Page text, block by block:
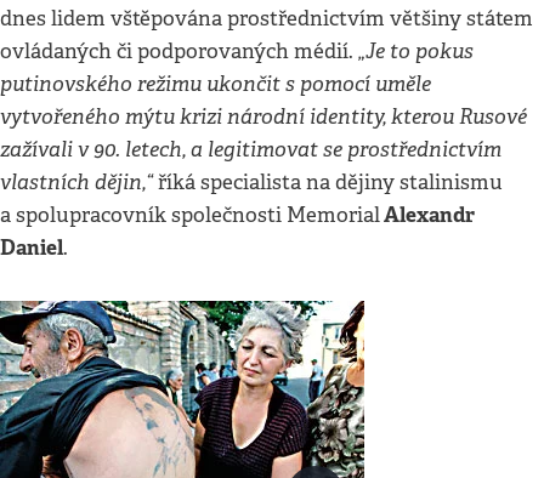
dnes lidem vštěpována prostřednictvím většiny státem
ovládaných či podporovaných médií. „Je to pokus
putinovského režimu ukončit s pomocí uměle
vytvořeného mýtu krizi národní identity, kterou Rusové
zažívali v 90. letech, a legitimovat se prostřednictvím
vlastních dějin,“říká specialista na dějiny stalinismu
a spolupracovník společnosti MemorialAlexandr
Daniel.